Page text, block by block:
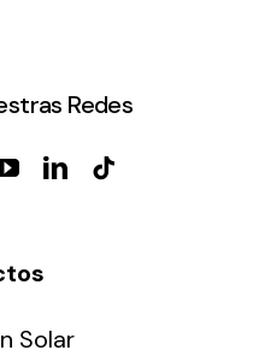
Redes
Solar